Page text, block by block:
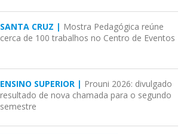
SANTA CRUZ | Mostra Pedagógica reúne
cerca de 100 trabalhos no Centro de Eventos
ENSINO SUPERIOR | Prouni 2026: divulgado
resultado de nova chamada para o segundo
semestre